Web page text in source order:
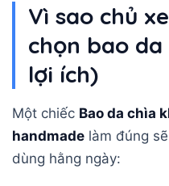
Vì sao chủ
chọn bao da
lợi ích)
Một chiếc Bao da chìa
handmade làm đúng
dùng hằng ngày: